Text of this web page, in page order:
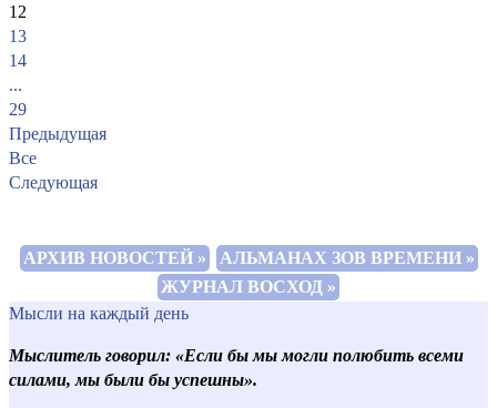
12
13
14
...
29
Предыдущая
Все
Следующая
АРХИВ НОВОСТЕЙ »
АЛЬМАНАХ ЗОВ ВРЕМЕНИ »
ЖУРНАЛ ВОСХОД »
Мысли на каждый день
Мыслитель говорил: «Если бы мы могли полюбить всеми
силами, мы были бы успешны».